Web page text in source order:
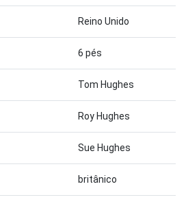
Reino Unido
6 pés
Tom Hughes
Roy Hughes
Sue Hughes
britânico